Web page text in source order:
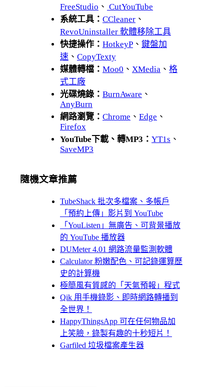
FreeStudio 、 CutYouTube
系統工具： CCleaner 、
RevoUninstaller 軟體移除工具
快捷操作： HotkeyP 、 鍵盤加
速 、 CopyTexty
媒體轉檔： Moo0 、 XMedia 、 格
式工廠
光碟燒錄： BurnAware 、
AnyBurn
網路瀏覽： Chrome 、 Edge 、
Firefox
YouTube下載、轉MP3： YT1s 、
SaveMP3
隨機文章推薦
TubeShack 批次多檔案、多帳戶
「預約上傳」影片到 YouTube
「YouListen」無廣告、可背景播放
的 YouTube 播放器
DUMeter 4.01 網路流量監測軟體
Calculator 粉嫩配色、可記錄運算歷
史的計算機
極簡風有質感的「天氣預報」程式
Qik 用手機錄影、即時網路轉播到
全世界！
HappyThingsApp 可在任何物品加
上笑臉，錄製有趣的十秒短片！
Garfiled 垃圾檔案產生器